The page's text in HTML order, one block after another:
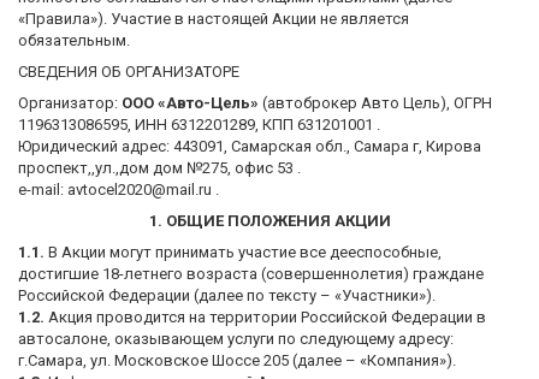
«Правила»). Участие в настоящей Акции не является
обязательным.
СВЕДЕНИЯ ОБ ОРГАНИЗАТОРЕ
Организатор: ООО «Авто-Цель» (автоброкер Авто Цель), ОГРН
1196313086595, ИНН 6312201289, КПП 631201001 .
Юридический адрес: 443091, Самарская обл., Самара г, Кирова
проспект,,ул.,дом дом №275, офис 53 .
e-mail: avtocel2020@mail.ru .
1. ОБЩИЕ ПОЛОЖЕНИЯ АКЦИИ
1.1. В Акции могут принимать участие все дееспособные,
достигшие 18-летнего возраста (совершеннолетия) граждане
Российской Федерации (далее по тексту – «Участники»).
1.2. Акция проводится на территории Российской Федерации в
автосалоне, оказывающем услуги по следующему адресу:
г.Самара, ул. Московское Шоссе 205 (далее – «Компания»).